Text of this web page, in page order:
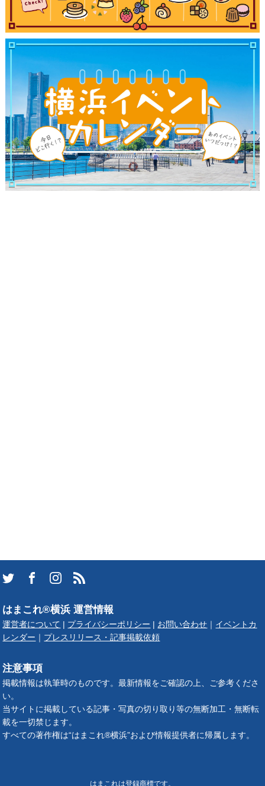
サイトについて
はまこれ®横浜 運営情報
運営者について プライバシーポリシー お問い合わせ
イベントカ
レンダー
プレスリリース・記事掲載依頼
注意事項
掲載情報は執筆時のものです。最新情報をご確認の上、ご参考くださ
い。
当サイトに掲載している記事・写真の切り取り等の無断加工・無断転
載を一切禁じます。
すべての著作権は“はまこれ®横浜”および情報提供者に帰属します。
はまこれは登録商標です。